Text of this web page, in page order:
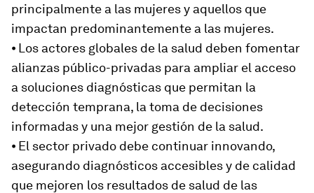
principalmente a las mujeres y aquellos que
impactan predominantemente a las mujeres.
⦁ Los actores globales de la salud deben fomentar
alianzas público-privadas para ampliar el acceso
a soluciones diagnósticas que permitan la
detección temprana, la toma de decisiones
informadas y una mejor gestión de la salud.
⦁ El sector privado debe continuar innovando,
asegurando diagnósticos accesibles y de calidad
que mejoren los resultados de salud de las